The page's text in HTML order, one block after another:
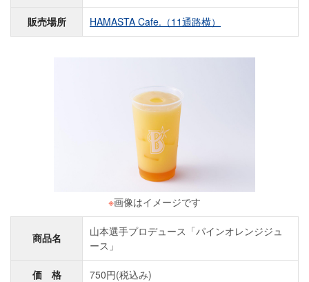
販売場所 HAMASTA Cafe.（11通路横）
※画像はイメージです
商品名
山本選手プロデュース「パインオレンジジュ
ース」
価 格 750円(税込み)